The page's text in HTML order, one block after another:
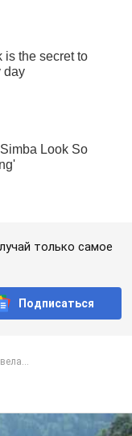
только самое
Подписаться